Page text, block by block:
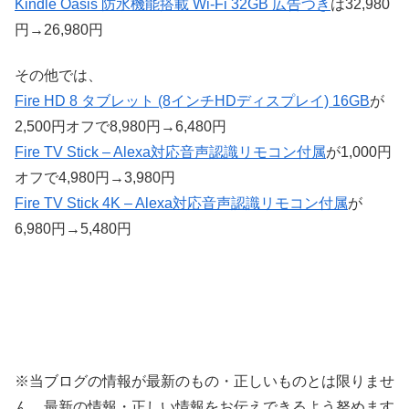
Kindle Oasis 防水機能搭載 Wi-Fi 32GB 広告つき は32,980
円→26,980円
その他では、
Fire HD 8 タブレット (8インチHDディスプレイ) 16GBが
2,500円オフで8,980円→6,480円
Fire TV Stick – Alexa対応音声認識リモコン付属が1,000円
オフで4,980円→3,980円
Fire TV Stick 4K – Alexa対応音声認識リモコン付属が
6,980円→5,480円
※当ブログの情報が最新のもの・正しいものとは限りませ